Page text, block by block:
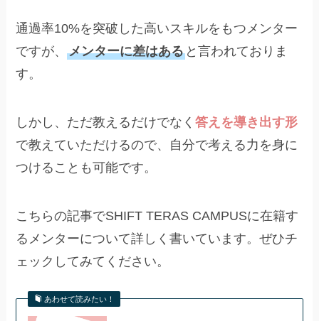
通過率10%を突破した高いスキルをもつメンター
ですが、メンターに差はある と言われておりま
す。
しかし、ただ教えるだけでなく答えを導き出す形
で教えていただけるので、自分で考える力を身に
つけることも可能です。
こちらの記事でSHIFT TERAS CAMPUSに在籍す
るメンターについて詳しく書いています。ぜひチ
ェックしてみてください。
あわせて読みたい！